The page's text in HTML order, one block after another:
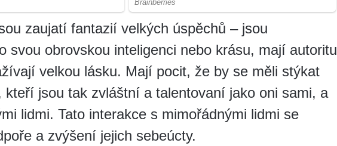
zaujatí fantazií velkých úspěchů – jsou
svou obrovskou inteligenci nebo krásu, mají autoritu
velkou lásku. Mají pocit, že by se měli stýkat
kteří jsou tak zvláštní a talentovaní jako oni sami, a
lidmi. Tato interakce s mimořádnými lidmi se
a zvýšení jejich sebeúcty.